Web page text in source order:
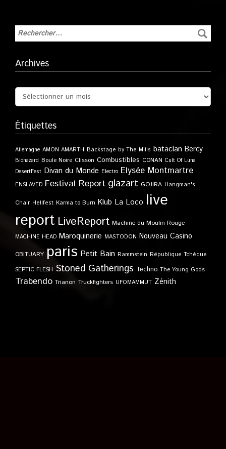
Archives
Étiquettes
Allemagne AMON AMARTH Backstage by The Mills bataclan Bercy
Biohazard Boule Noire Clisson Combustibles CONAN Cult Of Luna
DesertFest Divan du Monde Electro Elysée Montmartre
ENSLAVED Festival Report glazart GOJIRA Hangman's
Chair Hellfest Karma to Burn Klub La Loco live
report LiveReport Machine du Moulin Rouge
MACHINE HEAD Maroquinerie MASTODON Nouveau Casino
OBITUARY paris Petit Bain Rammstein République Tchèque
SEPTIC FLESH Stoned Gatherings Techno The Young Gods
Trabendo Trianon Truckfighters UFOMAMMUT Zénith